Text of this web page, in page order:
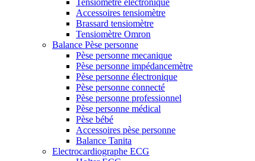
Tensiomètre electronique
Accessoires tensiomètre
Brassard tensiomètre
Tensiomètre Omron
Balance Pèse personne
Pèse personne mecanique
Pèse personne impédancemètre
Pèse personne électronique
Pèse personne connecté
Pèse personne professionnel
Pèse personne médical
Pèse bébé
Accessoires pèse personne
Balance Tanita
Electrocardiographe ECG